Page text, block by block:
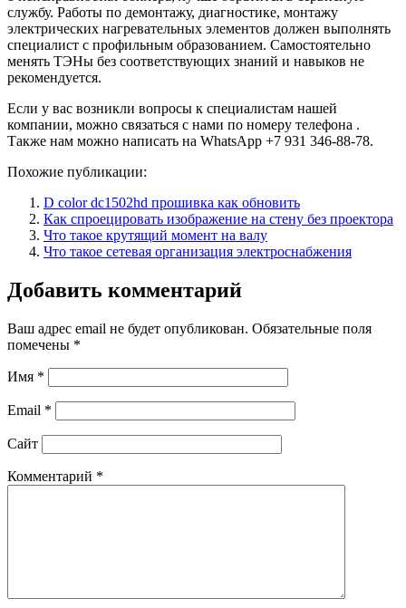
службу. Работы по демонтажу, диагностике, монтажу
электрических нагревательных элементов должен выполнять
специалист с профильным образованием. Самостоятельно
менять ТЭНы без соответствующих знаний и навыков не
рекомендуется.
Если у вас возникли вопросы к специалистам нашей
компании, можно связаться с нами по номеру телефона .
Также нам можно написать на WhatsApp +7 931 346-88-78.
Похожие публикации:
D color dc1502hd прошивка как обновить
Как спроецировать изображение на стену без проектора
Что такое крутящий момент на валу
Что такое сетевая организация электроснабжения
Добавить комментарий
Ваш адрес email не будет опубликован. Обязательные поля
помечены *
Имя *
Email *
Сайт
Комментарий *